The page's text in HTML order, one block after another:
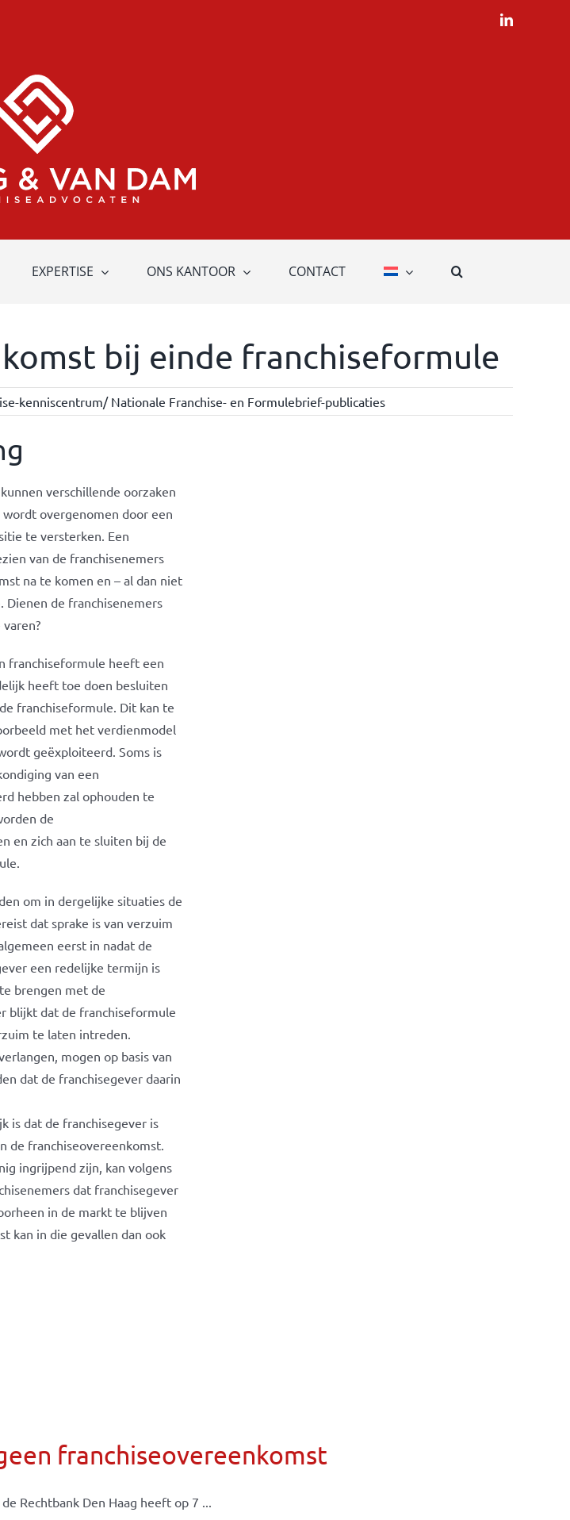
LinkedIn
EXPERTISE ONS KANTOOR CONTACT
bij einde franchiseformule
kenniscentrum/ Nationale Franchise- en Formulebrief-publicaties
verschillende oorzaken
overgenomen door een
te versterken. Een
van de franchisenemers
na te komen en – al dan niet
Dienen de franchisenemers
franchiseformule heeft een
heeft toe doen besluiten
franchiseformule. Dit kan te
met het verdienmodel
geëxploiteerd. Soms is
van een
hebben zal ophouden te
de
en zich aan te sluiten bij de
om in dergelijke situaties de
dat sprake is van verzuim
eerst in nadat de
een redelijke termijn is
brengen met de
blijkt dat de franchiseformule
te laten intreden.
mogen op basis van
dat de franchisegever daarin
is dat de franchisegever is
de franchiseovereenkomst.
ingrijpend zijn, kan volgens
dat franchisegever
in de markt te blijven
kan in die gevallen dan ook
franchiseovereenkomst
Rechtbank Den Haag heeft op 7 ...